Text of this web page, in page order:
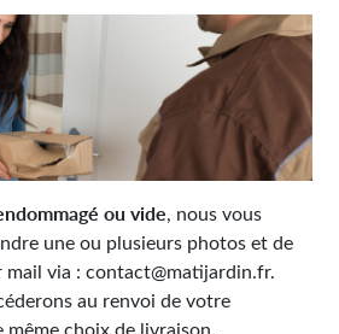
ou vide, nous vous
une ou plusieurs photos et de
mail via : contact@matijardin.fr.
au renvoi de votre